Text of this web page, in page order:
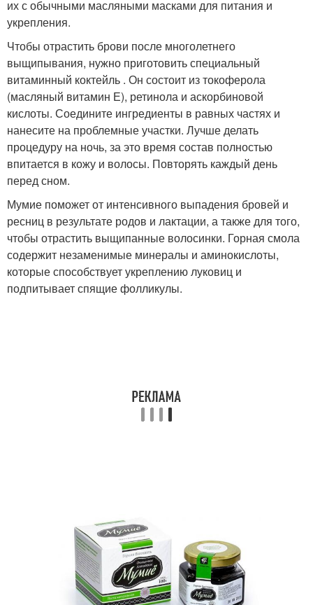
их с обычными масляными масками для питания и
укрепления.
Чтобы отрастить брови после многолетнего
выщипывания, нужно приготовить специальный
витаминный коктейль . Он состоит из токоферола
(масляный витамин Е), ретинола и аскорбиновой
кислоты. Соедините ингредиенты в равных частях и
нанесите на проблемные участки. Лучше делать
процедуру на ночь, за это время состав полностью
впитается в кожу и волосы. Повторять каждый день
перед сном.
Мумие поможет от интенсивного выпадения бровей и
ресниц в результате родов и лактации, а также для того,
чтобы отрастить выщипанные волосинки. Горная смола
содержит незаменимые минералы и аминокислоты,
которые способствует укреплению луковиц и
подпитывает спящие фолликулы.